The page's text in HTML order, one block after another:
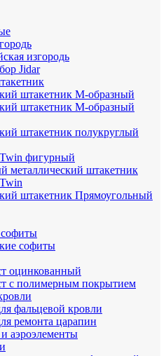
изгородь
Jidar
штакетник М-образный
штакетник М-образный
штакетник полукруглый
фигурный
металлический штакетник
штакетник Прямоугольный
софиты
оцинкованный
с полимерным покрытием
фальцевой кровли
ремонта царапин
аэроэлементы